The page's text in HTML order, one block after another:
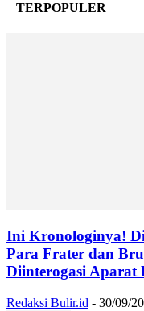
TERPOPULER
Ini Kronologinya!
Para Frater dan
Diinterogasi Aparat
Redaksi Bulir.id - 30/09/